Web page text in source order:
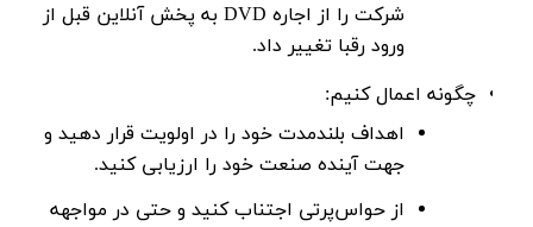
شرکت را از اجاره DVD به پخش آنلاین قبل از
ورود رقبا تغییر داد.
چگونه اعمال کنیم:
اهداف بلندمدت خود را در اولویت قرار دهید و
جهت آینده صنعت خود را ارزیابی کنید.
از حواس‌پرتی اجتناب کنید و حتی در مواجهه